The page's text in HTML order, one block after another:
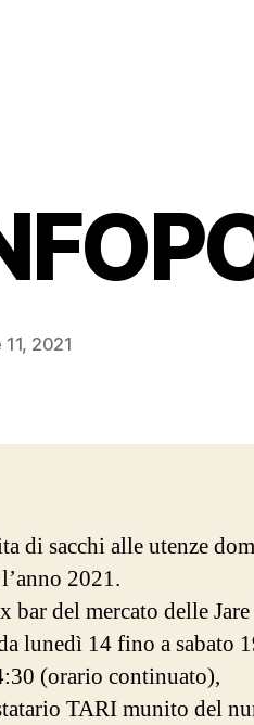
11, 2021
di sacchi alle utenze
2021.
bar del mercato delle
lunedì 14 fino a sabato
(orario continuato),
TARI munito del